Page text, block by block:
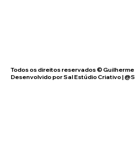
Todos os direitos reservados ©
Desenvolvido por Sal Estúdio Criativo |